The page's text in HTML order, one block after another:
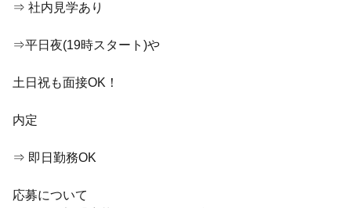
⇒ 社内見学あり
⇒平日夜(19時スタート)や
土日祝も面接OK！
内定
⇒ 即日勤務OK
応募について